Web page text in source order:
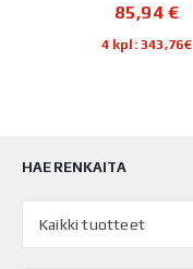
85,94 €
4 kpl: 343,76€
HAE RENKAITA
Kaikki tuotteet